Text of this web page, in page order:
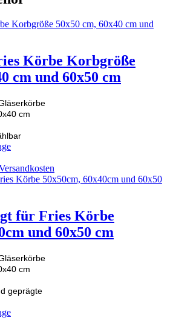
Körbe Korbgröße
cm und 60x50 cm
cm
für Fries Körbe
und 60x50 cm
cm
geprägte